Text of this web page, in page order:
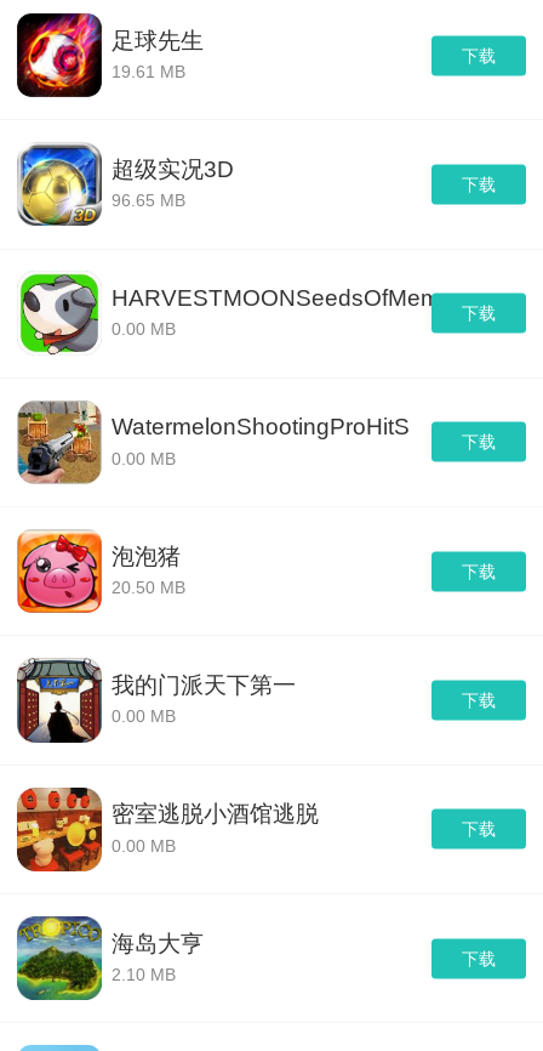
下载
足球先生
19.61 MB
下载
超级实况3D
96.65 MB
下载
HARVESTMOONSeedsOfMemories
0.00 MB
下载
WatermelonShootingProHitS
0.00 MB
下载
泡泡猪
20.50 MB
下载
我的门派天下第一
0.00 MB
下载
密室逃脱小酒馆逃脱
0.00 MB
下载
海岛大亨
2.10 MB